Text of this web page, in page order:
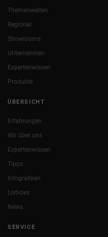
Themenwelten
Regional
Showrooms
Unternehmen
Expertenwissen
Produkte
ÜBERSICHT
Erfahrungen
Wir über uns
Expertenwissen
Tipps
Infografiken
Listicles
News
SERVICE